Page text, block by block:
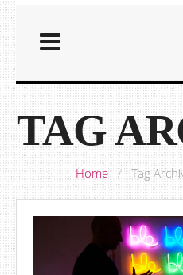
TAG
Home / Tag